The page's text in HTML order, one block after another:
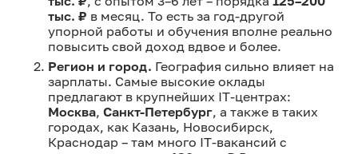
тыс. ₽ в месяц. То есть за год-другой
упорной работы и обучения вполне реально
повысить свой доход вдвое и более.
Регион и город. География сильно влияет на
зарплаты. Самые высокие оклады
предлагают в крупнейших IT-центрах:
Москва, Санкт-Петербург, а также в таких
городах, как Казань, Новосибирск,
Краснодар – там много IT-вакансий с